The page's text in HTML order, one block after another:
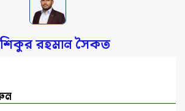
রহমান সৈকত